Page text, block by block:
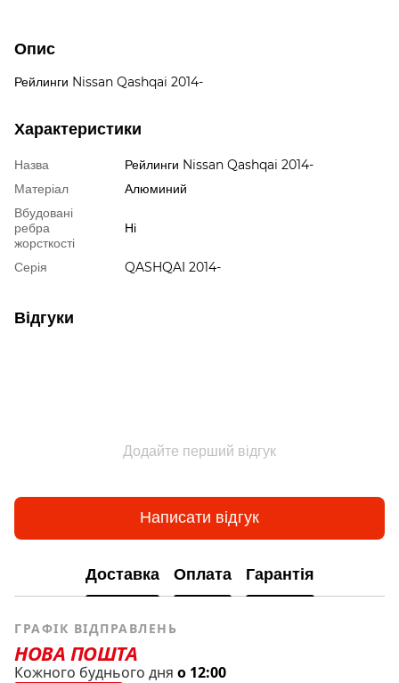
Опис
Рейлинги Nissan Qashqai 2014-
Характеристики
Назва
Рейлинги Nissan Qashqai 2014-
Матеріал
Алюминий
Вбудовані
ребра
жорсткості
Ні
Серія QASHQAI 2014-
Відгуки
Додайте перший відгук
Написати відгук
Доставка Оплата Гарантія
ГРАФІК ВІДПРАВЛЕНЬ
НОВА ПОШТА
Кожного буднього дня о 12:00